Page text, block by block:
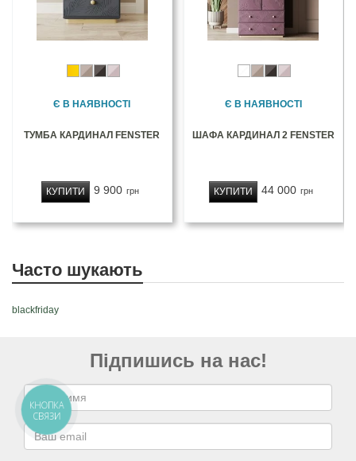
Є В НАЯВНОСТІ
ТУМБА КАРДИНАЛ FENSTER
9 900 грн
КУПИТИ
Є В НАЯВНОСТІ
ШАФА КАРДИНАЛ 2 FENSTER
44 000 грн
КУПИТИ
Часто шукають
blackfriday
Підпишись на нас!
КНОПКА
СВЯЗИ